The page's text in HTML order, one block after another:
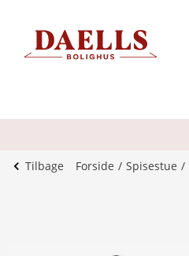
Tilbage Forside Spisestue